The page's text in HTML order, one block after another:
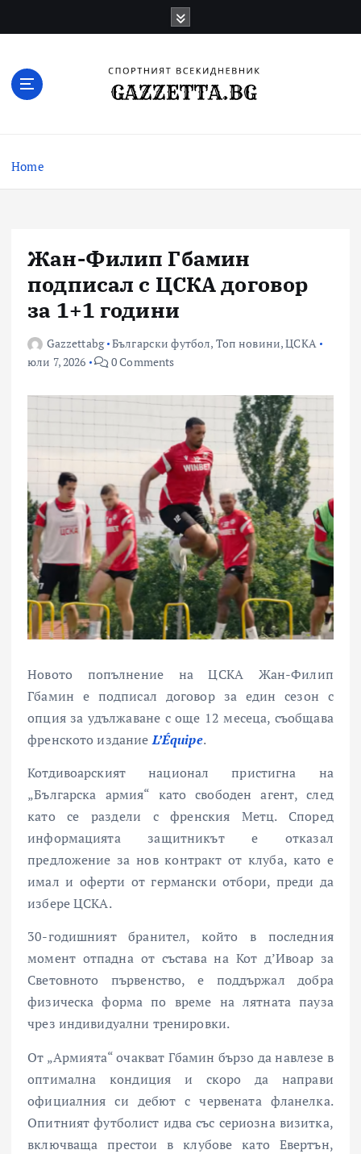
Home
Жан-Филип Гбамин
подписал с ЦСКА договор
за 1+1 години
Gazzettabg Български футбол, Топ новини,ЦСКА
юли 7, 2026
0 Comments
Новото попълнение на ЦСКА Жан-Филип
Гбамин е подписал договор за един сезон с
опция за удължаване с още 12 месеца, съобщава
френското изданиеL’Équipe.
Котдивоарският национал пристигна на
„Българска армия“ като свободен агент, след
като се раздели с френския Метц. Според
информацията защитникът е отказал
предложение за нов контракт от клуба, като е
имал и оферти от германски отбори, преди да
избере ЦСКА.
30-годишният бранител, който в последния
момент отпадна от състава на Кот д’Ивоар за
Световното първенство, е поддържал добра
физическа форма по време на лятната пауза
чрез индивидуални тренировки.
От „Армията“ очакват Гбамин бързо да навлезе в
оптимална кондиция и скоро да направи
официалния си дебют с червената фланелка.
Опитният футболист идва със сериозна визитка,
включваща престои в клубове като Евертън,